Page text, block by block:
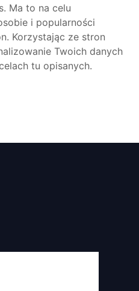
Ma to na celu
i popularności
Korzystając ze stron
Twoich danych
tu opisanych.